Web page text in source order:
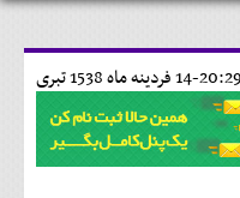
14 فردينه ماه 1538 تبری